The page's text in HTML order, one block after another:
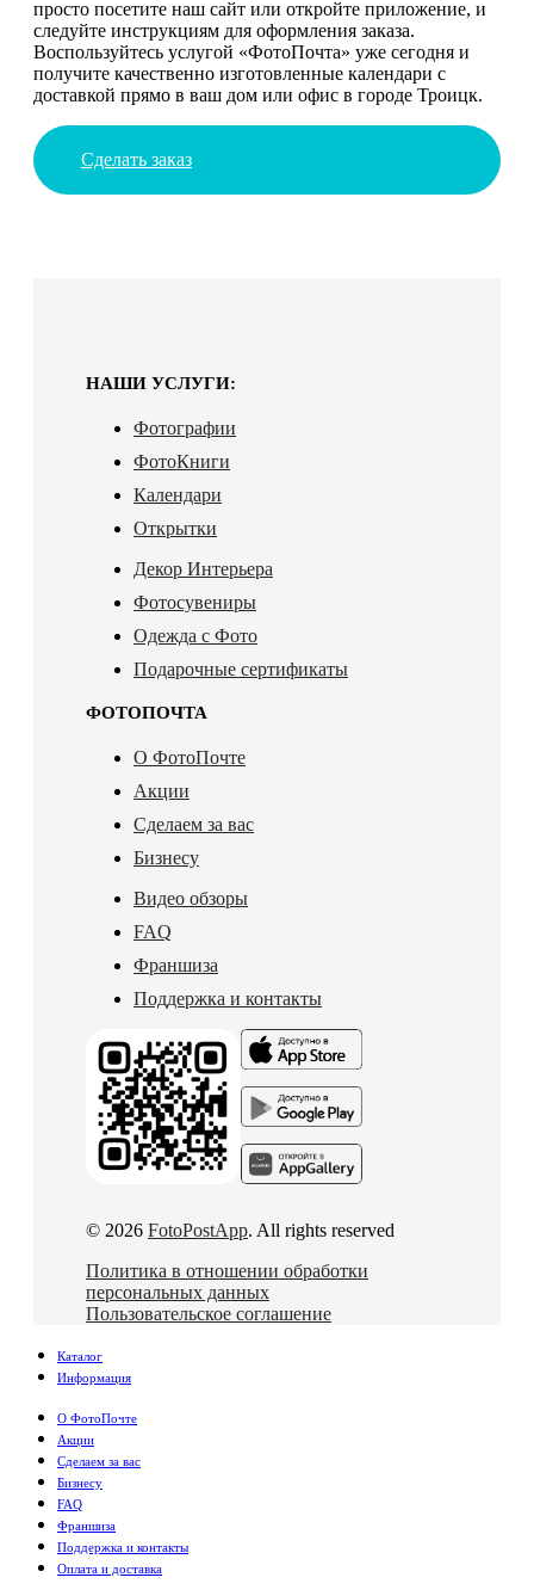
просто посетите наш сайт или откройте приложение, и
следуйте инструкциям для оформления заказа.
Воспользуйтесь услугой «ФотоПочта» уже сегодня и
получите качественно изготовленные календари с
доставкой прямо в ваш дом или офис в городе Троицк.
Сделать заказ
НАШИ УСЛУГИ:
Фотографии
ФотоКниги
Календари
Открытки
Декор Интерьера
Фотосувениры
Одежда с Фото
Подарочные сертификаты
ФОТОПОЧТА
О ФотоПочте
Акции
Сделаем за вас
Бизнесу
Видео обзоры
FAQ
Франшиза
Поддержка и контакты
© 2026 FotoPostApp. All rights reserved
Политика в отношении обработки
персональных данных
Пользовательское соглашение
Каталог
Информация
О ФотоПочте
Акции
Сделаем за вас
Бизнесу
FAQ
Франшиза
Поддержка и контакты
Оплата и доставка